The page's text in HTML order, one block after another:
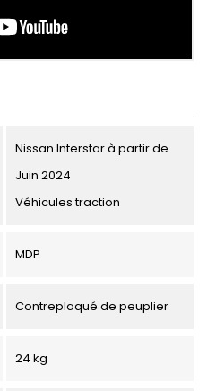
Nissan Interstar à partir de
Juin 2024
Véhicules traction
MDP
Contreplaqué de peuplier
24 kg